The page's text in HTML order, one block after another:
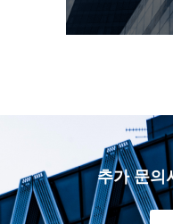
추가 문의